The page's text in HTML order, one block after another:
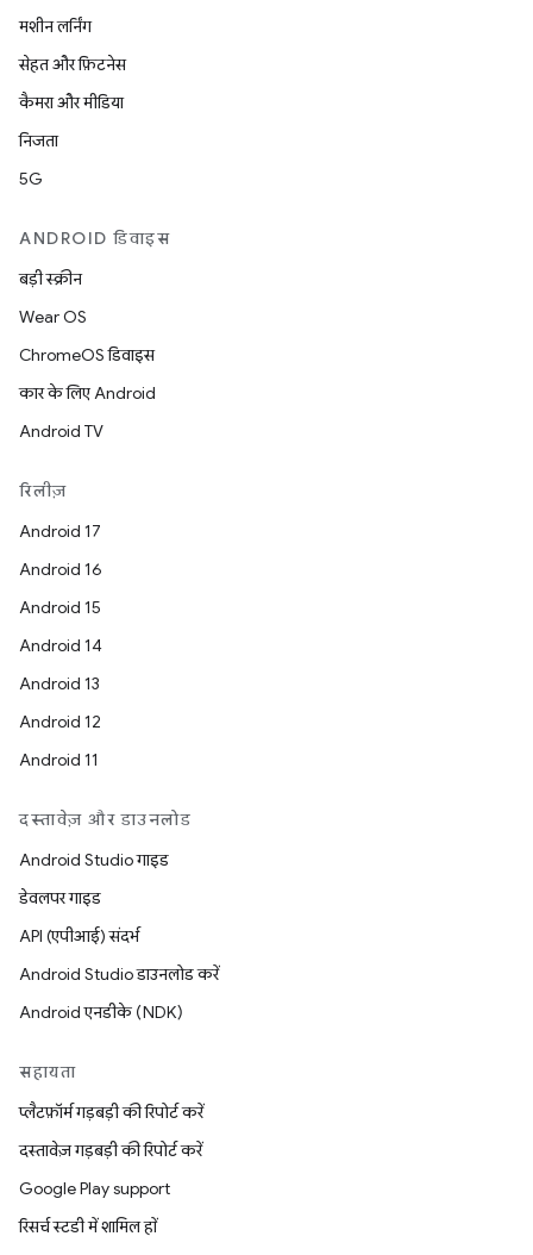
मशीन लर्निंग
सेहत और फ़िटनेस
कैमरा और मीडिया
निजता
5G
ANDROID डिवाइस
बड़ी स्क्रीन
Wear OS
ChromeOS डिवाइस
कार के लिए Android
Android TV
रिलीज़
Android 17
Android 16
Android 15
Android 14
Android 13
Android 12
Android 11
दस्तावेज़ और डाउनलोड
Android Studio गाइड
डेवलपर गाइड
API (एपीआई) संदर्भ
Android Studio डाउनलोड करें
Android एनडीके (NDK)
सहायता
प्लैटफ़ॉर्म गड़बड़ी की रिपोर्ट करें
दस्तावेज़ गड़बड़ी की रिपोर्ट करें
Google Play support
रिसर्च स्टडी में शामिल हों